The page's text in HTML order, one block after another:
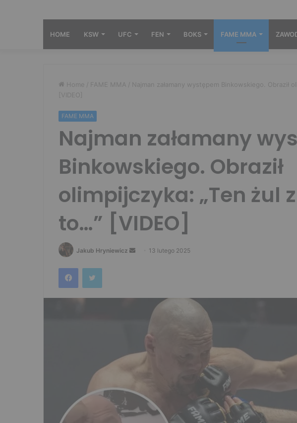
HOME KSW UFC FEN BOKS FAME MMA
Home / FAME MMA / Najman załamany występem Binkowskiego. Obraził
[VIDEO]
FAME MMA
Najman załamany
Binkowskiego. Obraził
olimpijczyka: „Ten żul
to…” [VIDEO]
Jakub Hryniewicz
Send 13 lutego 2025
FacebookTwitter